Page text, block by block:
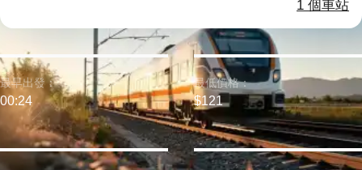
1 個車站
最早出發：
00:24
最低價格：
$121